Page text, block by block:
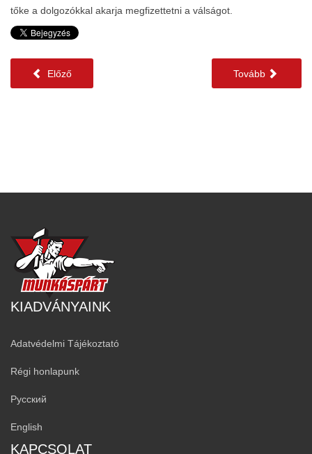
tőke a dolgozókkal akarja megfizettetni a válságot.
Előző Tovább
KIADVÁNYAINK
Adatvédelmi Tájékoztató
Régi honlapunk
Русский
English
KAPCSOLAT